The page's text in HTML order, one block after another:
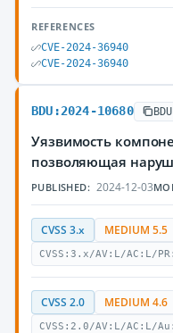
REFERENCES
CVE-2024-36940
CVE-2024-36940
BDU:2024-10680
Уязвимость
позволяющая
PUBLISHED: 2024-12-03
CVSS 3.x MEDIUM 5.5
CVSS:3.x/AV:L/AC:L/
CVSS 2.0 MEDIUM 4.6
CVSS:2.0/AV:L/AC:L/